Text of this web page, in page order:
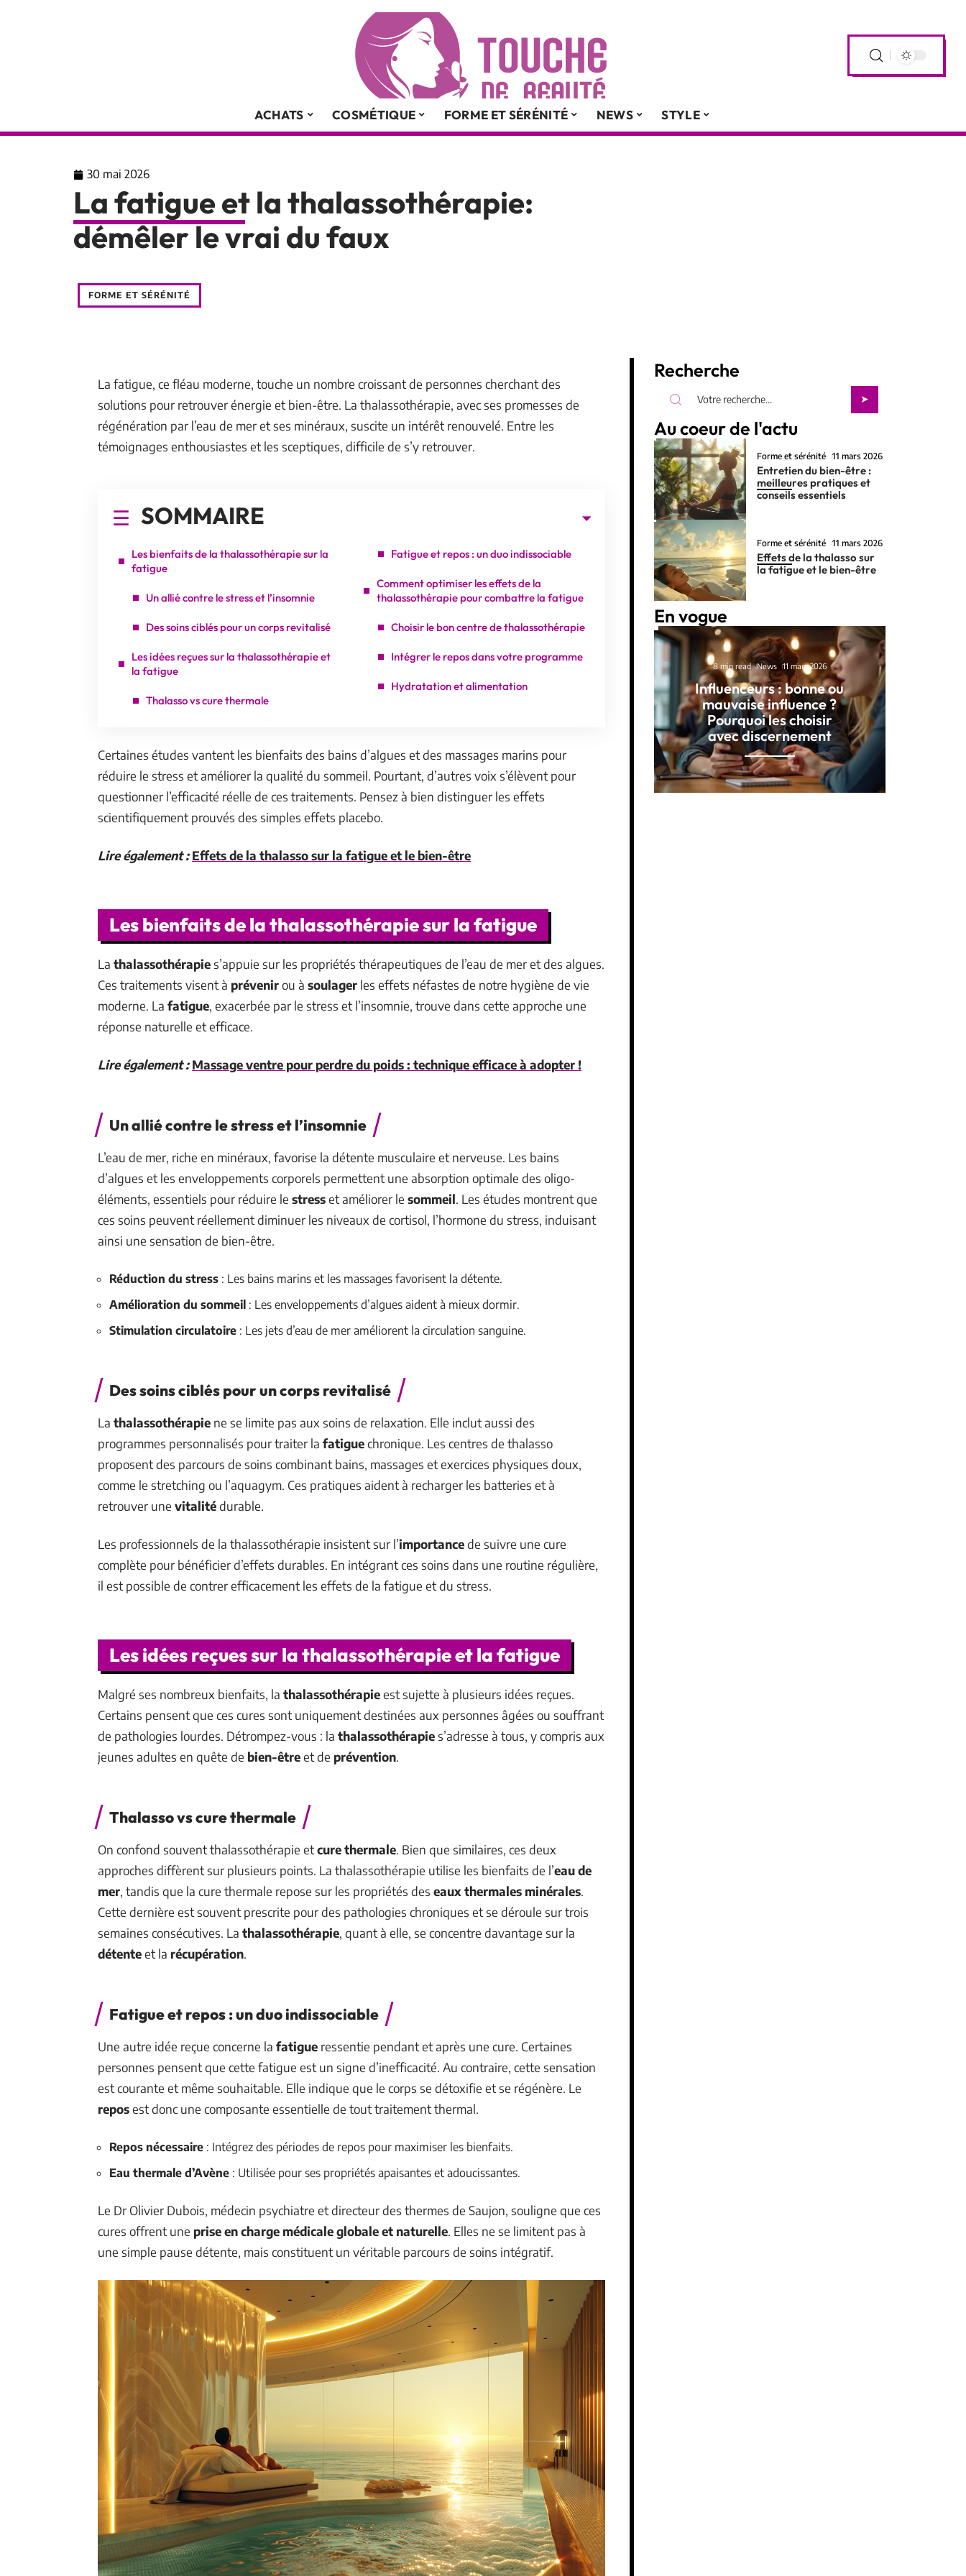
ACHATS COSMÉTIQUE FORME ET SÉRÉNITÉ NEWS STYLE
30 mai 2026
La fatigue et la thalassothérapie:
démêler le vrai du faux
FORME ET SÉRÉNITÉ
La fatigue, ce fléau moderne, touche un nombre croissant de personnes cherchant des
solutions pour retrouver énergie et bien-être. La thalassothérapie, avec ses promesses de
régénération par l’eau de mer et ses minéraux, suscite un intérêt renouvelé. Entre les
témoignages enthousiastes et les sceptiques, difficile de s’y retrouver.
SOMMAIRE
Les bienfaits de la thalassothérapie sur la
fatigue
Un allié contre le stress et l’insomnie
Des soins ciblés pour un corps revitalisé
Les idées reçues sur la thalassothérapie et
la fatigue
Thalasso vs cure thermale
Fatigue et repos : un duo indissociable
Comment optimiser les effets de la
thalassothérapie pour combattre la fatigue
Choisir le bon centre de thalassothérapie
Intégrer le repos dans votre programme
Hydratation et alimentation
Certaines études vantent les bienfaits des bains d’algues et des massages marins pour
réduire le stress et améliorer la qualité du sommeil. Pourtant, d’autres voix s’élèvent pour
questionner l’efficacité réelle de ces traitements. Pensez à bien distinguer les effets
scientifiquement prouvés des simples effets placebo.
Lire également : Effets de la thalasso sur la fatigue et le bien-être
Les bienfaits de la thalassothérapie sur la fatigue
La thalassothérapies’appuie sur les propriétés thérapeutiques de l’eau de mer et des algues.
Ces traitements visent à prévenirou à soulager les effets néfastes de notre hygiène de vie
moderne. La fatigue, exacerbée par le stress et l’insomnie, trouve dans cette approche une
réponse naturelle et efficace.
Lire également : Massage ventre pour perdre du poids : technique efficace à adopter !
Un allié contre le stress et l’insomnie
L’eau de mer, riche en minéraux, favorise la détente musculaire et nerveuse. Les bains
d’algues et les enveloppements corporels permettent une absorption optimale des oligo-
éléments, essentiels pour réduire le stresset améliorer le sommeil. Les études montrent que
ces soins peuvent réellement diminuer les niveaux de cortisol, l’hormone du stress, induisant
ainsi une sensation de bien-être.
Réduction du stress : Les bains marins et les massages favorisent la détente.
Amélioration du sommeil : Les enveloppements d’algues aident à mieux dormir.
Stimulation circulatoire : Les jets d’eau de mer améliorent la circulation sanguine.
Des soins ciblés pour un corps revitalisé
La thalassothérapie ne se limite pas aux soins de relaxation. Elle inclut aussi des
programmes personnalisés pour traiter la fatiguechronique. Les centres de thalasso
proposent des parcours de soins combinant bains, massages et exercices physiques doux,
comme le stretching ou l’aquagym. Ces pratiques aident à recharger les batteries et à
retrouver une vitalitédurable.
Les professionnels de la thalassothérapie insistent sur l’importancede suivre une cure
complète pour bénéficier d’effets durables. En intégrant ces soins dans une routine régulière,
il est possible de contrer efficacement les effets de la fatigue et du stress.
Les idées reçues sur la thalassothérapie et la fatigue
Malgré ses nombreux bienfaits, la thalassothérapieest sujette à plusieurs idées reçues.
Certains pensent que ces cures sont uniquement destinées aux personnes âgées ou souffrant
de pathologies lourdes. Détrompez-vous : la thalassothérapies’adresse à tous, y compris aux
jeunes adultes en quête de bien-êtreet de prévention.
Thalasso vs cure thermale
On confond souvent thalassothérapie etcure thermale. Bien que similaires, ces deux
approches diffèrent sur plusieurs points. La thalassothérapie utilise les bienfaits de l’eau de
mer, tandis que la cure thermale repose sur les propriétés des eaux thermales minérales.
Cette dernière est souvent prescrite pour des pathologies chroniques et se déroule sur trois
semaines consécutives. La thalassothérapie, quant à elle, se concentre davantage sur la
détenteet la récupération.
Fatigue et repos : un duo indissociable
Une autre idée reçue concerne la fatigue ressentie pendant et après une cure. Certaines
personnes pensent que cette fatigue est un signe d’inefficacité. Au contraire, cette sensation
est courante et même souhaitable. Elle indique que le corps se détoxifie et se régénère. Le
reposest donc une composante essentielle de tout traitement thermal.
Repos nécessaire : Intégrez des périodes de repos pour maximiser les bienfaits.
Eau thermale d’Avène : Utilisée pour ses propriétés apaisantes et adoucissantes.
Le Dr Olivier Dubois, médecin psychiatre et directeur des thermes de Saujon, souligne que ces
cures offrent une prise en charge médicale globale et naturelle. Elles ne se limitent pas à
une simple pause détente, mais constituent un véritable parcours de soins intégratif.
Recherche
Au coeur de l'actu
Forme et sérénité 11 mars 2026
Entretien du bien-être :
meilleures pratiques et
conseils essentiels
Forme et sérénité 11 mars 2026
Effets de la thalasso sur
la fatigue et le bien-être
En vogue
8 min read News 11 mars 2026
Influenceurs : bonne ou
mauvaise influence ?
Pourquoi les choisir
avec discernement